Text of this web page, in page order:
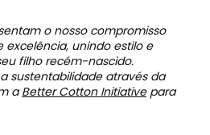
o nosso compromisso
unindo estilo e
filho recém-nascido.
sustentabilidade através da
aBetter Cotton Initiativepara